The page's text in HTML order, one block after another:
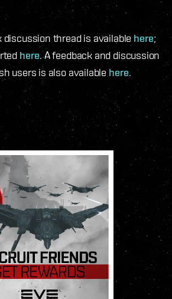
discussion thread is available here;
here. A feedback and discussion
users is also available here.